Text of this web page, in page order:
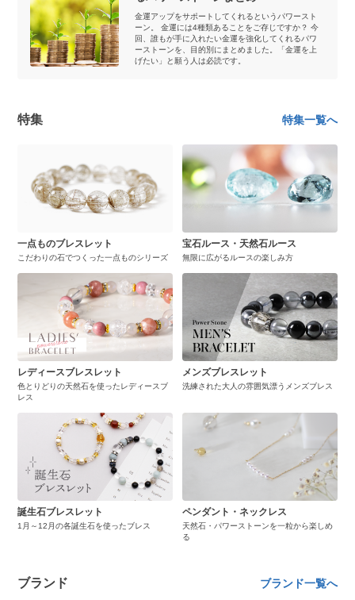
金運アップをサポートしてくれるというパワースト
ーン。 金運には4種類あることをご存じですか？ 今
回、誰もが手に入れたい金運を強化してくれるパワ
ーストーンを、目的別にまとめました。「金運を上
げたい」と願う人は必読です。
特集 特集一覧へ
一点ものブレスレット
こだわりの石でつくった一点ものシリーズ
宝石ルース・天然石ルース
無限に広がるルースの楽しみ方
レディースブレスレット
色とりどりの天然石を使ったレディースブ
レス
メンズブレスレット
洗練された大人の雰囲気漂うメンズブレス
誕生石ブレスレット
1月～12月の各誕生石を使ったブレス
ペンダント・ネックレス
天然石・パワーストーンを一粒から楽しめ
る
ブランド ブランド一覧へ